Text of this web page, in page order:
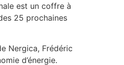
est un coffre à
25 prochaines
Nergica, Frédéric
d’énergie.